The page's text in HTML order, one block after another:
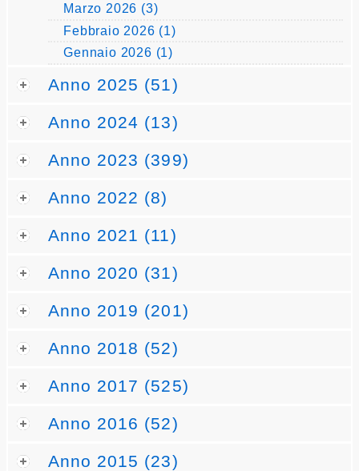
Marzo 2026 (3)
Febbraio 2026 (1)
Gennaio 2026 (1)
Anno 2025 (51)
Anno 2024 (13)
Anno 2023 (399)
Anno 2022 (8)
Anno 2021 (11)
Anno 2020 (31)
Anno 2019 (201)
Anno 2018 (52)
Anno 2017 (525)
Anno 2016 (52)
Anno 2015 (23)